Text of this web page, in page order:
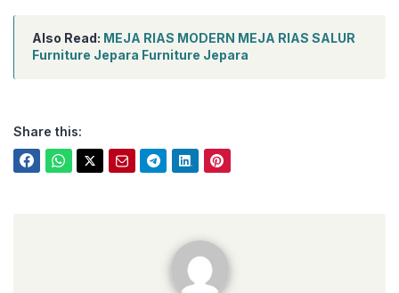
Also Read: MEJA RIAS MODERN MEJA RIAS SALUR
Furniture Jepara Furniture Jepara
Share this: